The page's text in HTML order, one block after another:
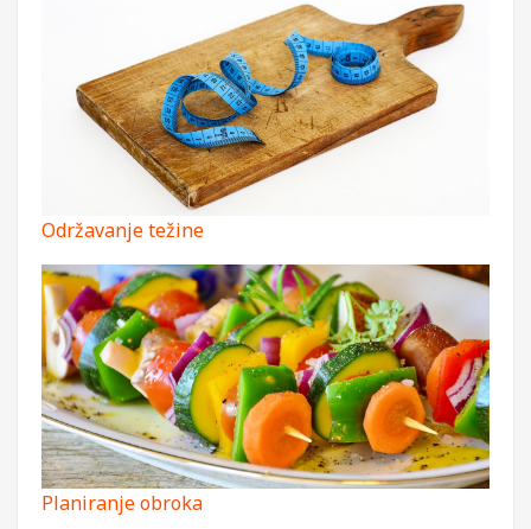
Održavanje težine
Planiranje obroka